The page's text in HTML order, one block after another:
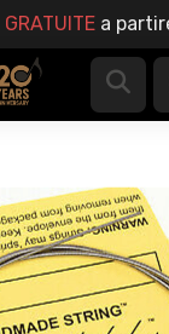
GRATUITEa